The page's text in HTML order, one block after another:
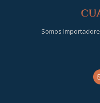
Somos